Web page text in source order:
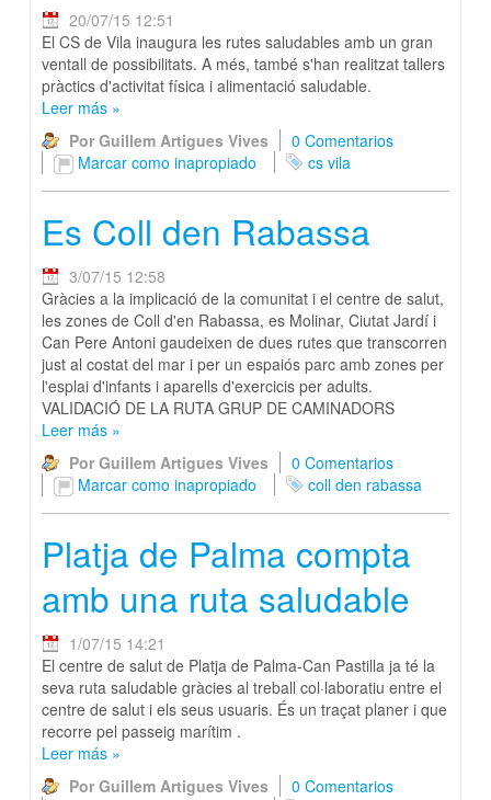
20/07/15 12:51
El CS de Vila inaugura les rutes saludables amb un gran
ventall de possibilitats. A més, també s'han realitzat tallers
pràctics d'activitat física i alimentació saludable.
Leer más »
Por Guillem Artigues Vives
0 Comentarios
Marcar como inapropiado
cs vila
Es Coll den Rabassa
3/07/15 12:58
Gràcies a la implicació de la comunitat i el centre de salut,
les zones de Coll d'en Rabassa, es Molinar, Ciutat Jardí i
Can Pere Antoni gaudeixen de dues rutes que transcorren
just al costat del mar i per un espaiós parc amb zones per
l'esplai d'infants i aparells d'exercicis per adults.
VALIDACIÓ DE LA RUTA GRUP DE CAMINADORS
Leer más »
Por Guillem Artigues Vives
0 Comentarios
Marcar como inapropiado
coll den rabassa
Platja de Palma compta
amb una ruta saludable
1/07/15 14:21
El centre de salut de Platja de Palma-Can Pastilla ja té la
seva ruta saludable gràcies al treball col·laboratiu entre el
centre de salut i els seus usuaris. És un traçat planer i que
recorre pel passeig marítim .
Leer más »
Por Guillem Artigues Vives
0 Comentarios